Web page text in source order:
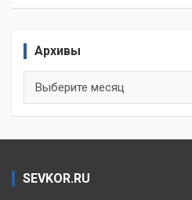
Архивы
SEVKOR.RU